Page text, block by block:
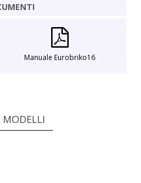
Manuale Eurobriko16